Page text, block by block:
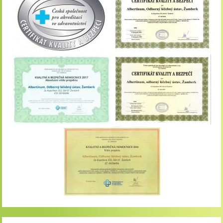
Ambulanci s rozšířenou
péčí.Do roku 2030
plánujeme poskytovat na
části lůžek
na základě smluv se
zdravotními pojišťovnami.